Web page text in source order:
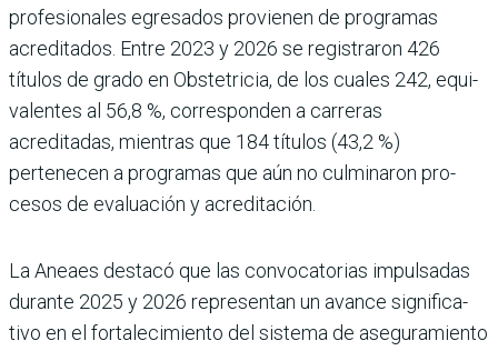
profesionales egresados provienen de pro­gramas
acreditados. Entre 2023 y 2026 se registraron 426
títulos de grado en Obste­tricia, de los cuales 242, equi­
valentes al 56,8 %, correspon­den a carreras
acreditadas, mientras que 184 títulos (43,2 %)
pertenecen a programas que aún no culminaron pro­
cesos de evaluación y acredi­tación.
La Aneaes destacó que las convocatorias impulsadas
durante 2025 y 2026 repre­sentan un avance significa­
tivo en el fortalecimiento del sistema de asegura­miento